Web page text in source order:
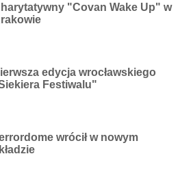
"Covan Wake Up" w
edycja wrocławskiego
Festiwalu"
wrócił w nowym